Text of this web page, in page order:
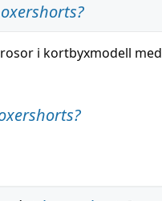
?
i kortbyxmodell med
?